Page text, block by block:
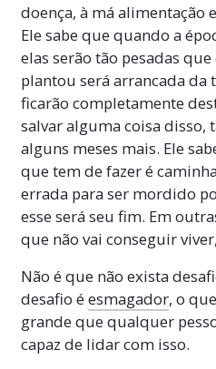
doença, à má alimentação
Ele sabe que quando a
elas serão tão pesadas
plantou será arrancada da
ficarão completamente
salvar alguma coisa disso,
alguns meses mais. Ele
que tem de fazer é
errada para ser mordido
esse será seu fim. Em
que não vai conseguir
Não é que não exista
desafio éesmagador, o
grande que qualquer
capaz de lidar com isso.